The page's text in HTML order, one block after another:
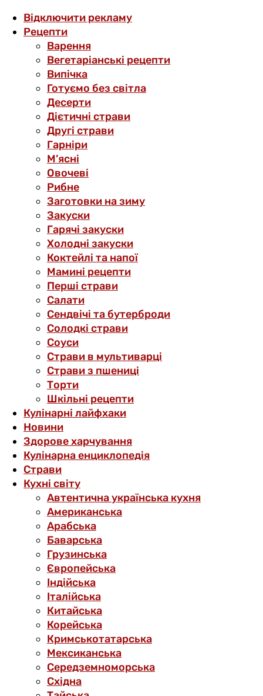
Відключити рекламу
Рецепти
Варення
Вегетаріанські рецепти
Випічка
Готуємо без світла
Десерти
Дієтичні страви
Другі страви
Гарніри
М’ясні
Овочеві
Рибне
Заготовки на зиму
Закуски
Гарячі закуски
Холодні закуски
Коктейлі та напої
Мамині рецепти
Перші страви
Салати
Сендвічі та бутерброди
Солодкі страви
Соуси
Страви в мультиварці
Страви з пшениці
Торти
Шкільні рецепти
Кулінарні лайфхаки
Новини
Здорове харчування
Кулінарна енциклопедія
Страви
Кухні світу
Автентична українська кухня
Американська
Арабська
Баварська
Грузинська
Європейська
Індійська
Італійська
Китайська
Корейська
Кримськотатарська
Мексиканська
Середземноморська
Східна